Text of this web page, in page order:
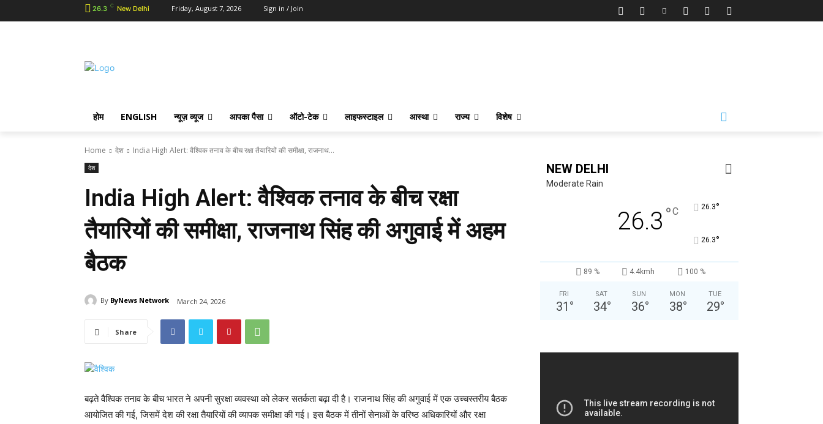
26.3 C New Delhi Friday, August 7, 2026 Sign in / Join
होम ENGLISH न्यूज़ व्यूज आपका पैसा ऑटो-टेक लाइफस्टाइल आस्था राज्य विशेष
Home देश India High Alert: वैश्विक तनाव के बीच रक्षा तैयारियों की समीक्षा, राजनाथ...
देश
India High Alert: वैश्विक तनाव के बीच रक्षा
तैयारियों की समीक्षा, राजनाथ सिंह की अगुवाई में अहम
बैठक
By ByNews Network March 24, 2026
Share
बढ़ते वैश्विक तनाव के बीच भारत ने अपनी सुरक्षा व्यवस्था को लेकर सतर्कता बढ़ा दी है। राजनाथ सिंह की अगुवाई में एक उच्चस्तरीय बैठक
आयोजित की गई, जिसमें देश की रक्षा तैयारियों की व्यापक समीक्षा की गई। इस बैठक में तीनों सेनाओं के वरिष्ठ अधिकारियों और रक्षा
NEW DELHI
Moderate Rain
26.3 °C 26.3°
26.3°
89 % 4.4kmh 100 %
FRI
31 °
SAT
34°
SUN
36°
MON
38°
TUE
29°